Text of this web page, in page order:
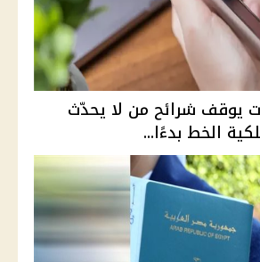
يوقف شرائح من لا يحدّث
الخط بدءًا...